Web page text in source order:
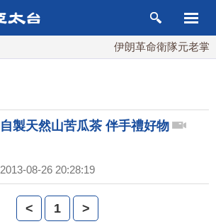
伊朗革命衛隊元老掌
自製天然山苦瓜茶 伴手禮好物
2013-08-26 20:28:19
< 1 >